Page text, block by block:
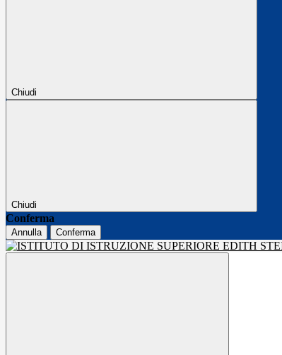
Chiudi
Chiudi
Conferma
Annulla Conferma